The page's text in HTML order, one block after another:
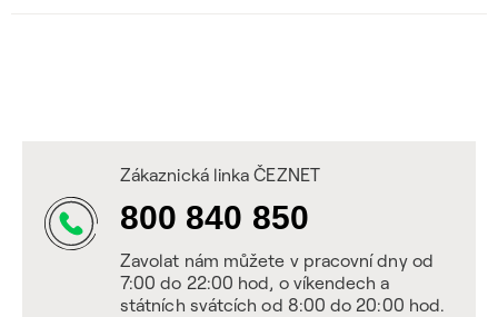
Zákaznická linka ČEZNET
800 840 850
Zavolat nám můžete v pracovní dny od
7:00 do 22:00 hod, o víkendech a
státních svátcích od 8:00 do 20:00 hod.